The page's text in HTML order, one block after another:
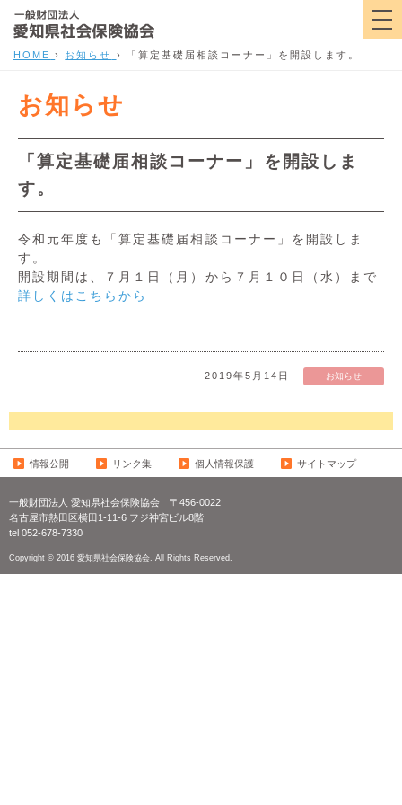
HOME › お知らせ › 「算定基礎届相談コーナー」を開設します。
お知らせ
「算定基礎届相談コーナー」を開設しま
す。
令和元年度も「算定基礎届相談コーナー」を開設しま
す。
開設期間は、７月１日（月）から７月１０日（水）まで
詳しくはこちらから
2019年5月14日 お知らせ
情報公開 リンク集 個人情報保護 サイトマップ
一般財団法人 愛知県社会保険協会 〒456-0022
名古屋市熱田区横田1-11-6 フジ神宮ビル8階
tel 052-678-7330
Copyright © 2016 愛知県社会保険協会. All Rights Reserved.